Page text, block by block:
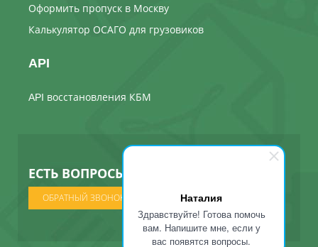
Наталия
Здравствуйте! Готова помочь
вам. Напишите мне, если у
вас появятся вопросы.
Оформить пропуск в Москву
Калькулятор ОСАГО для грузовиков
API
API восстановления КБМ
ЕСТЬ ВОПРОСЫ ? МЫ ПОЗВОНИМ
ОБРАТНЫЙ ЗВОНОК